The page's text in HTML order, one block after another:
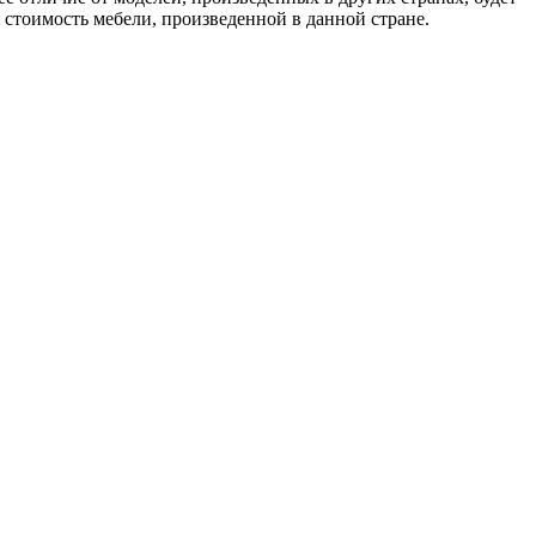
мебели, произведенной в данной стране.